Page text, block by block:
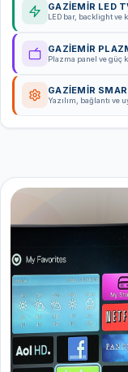
GAZİEMİR LED
LED bar, backlight ve
GAZİEMİR
Plazma panel ve güç
GAZİEMİR
Yazılım, bağlantı ve